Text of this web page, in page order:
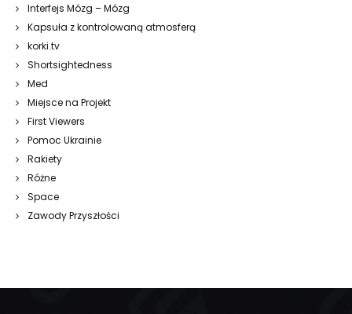
Interfejs Mózg – Mózg
Kapsuła z kontrolowaną atmosferą
korki.tv
Shortsightedness
Med
Miejsce na Projekt
First Viewers
Pomoc Ukrainie
Rakiety
Różne
Space
Zawody Przyszłości